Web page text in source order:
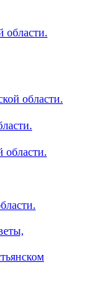
области.